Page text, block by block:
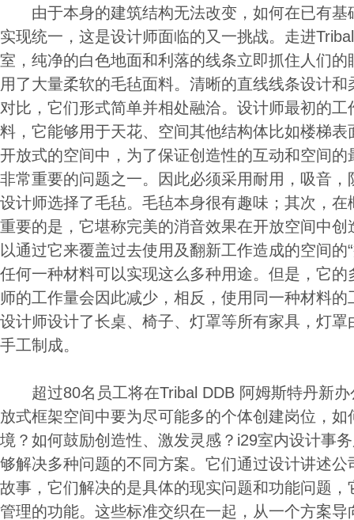
由于本身的建筑结构无法改变，如何在已有基
实现统一，这是设计师面临的又一挑战。走进
室，纯净的白色地面和利落的线条立即抓住人们
用了大量柔软的毛毡面料。清晰的直线线条设计
对比，它们形式简单并相处融洽。设计师最初的
料，它能够用于天花、空间其他结构体比如楼梯
开放式的空间中，为了保证创造性的互动和空间
非常重要的问题之一。因此必须采用耐用，吸音
设计师选择了毛毡。毛毡本身很有趣味；其次，
重要的是，它堪称完美的消音效果在开放空间中
以通过它来覆盖过去使用及翻新工作造成的空间的
任何一种材料可以实现这么多种用途。但是，它
师的工作量会因此减少，相反，使用同一种材料
设计师设计了长桌、椅子、灯罩等所有家具，灯罩
手工制成。
超过80名员工将在Tribal DDB 阿姆斯特丹新办
放式框架空间中要为尽可能多的个体创建岗位，
境？如何鼓励创造性、激发灵感？i29室内设计事
够解决多种问题的不同方案。它们通过设计讲述
故事，它们解决的是具体的现实问题和功能问题
管理的功能。这些标准交织在一起，从一个方案